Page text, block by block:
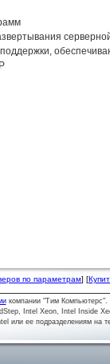
по параметрам] [
компании "Тим Компьютерс".
Intel Xeon, Intel Inside
или ее подразделениям на